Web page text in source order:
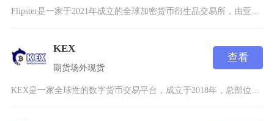
KEX
期货场外现货
查看